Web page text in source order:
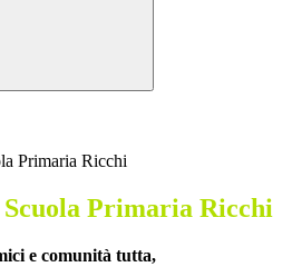
Primaria Ricchi
Primaria Ricchi
e comunità tutta,